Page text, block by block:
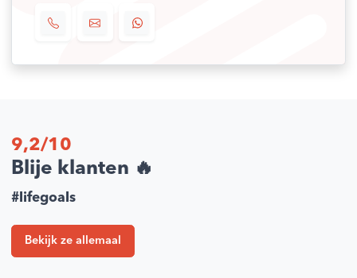
9,2/10
Blije klanten 🔥
#lifegoals
Bekijk ze allemaal